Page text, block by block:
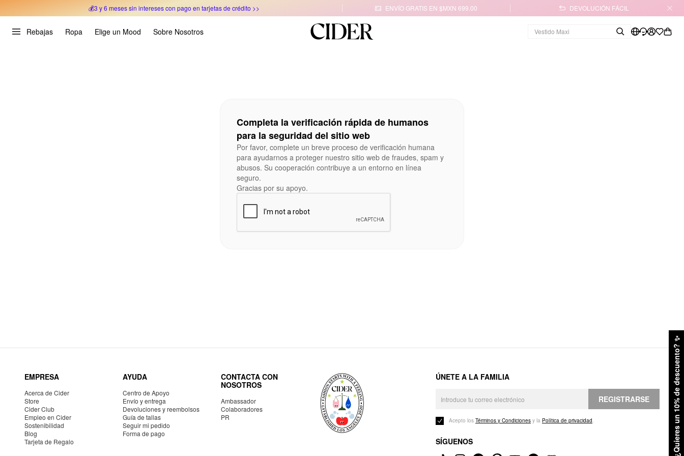
💰3 y 6 meses sin intereses con pago en tarjetas de crédito >>
ENVÍO GRATIS EN $MXN 699.00 DEVOLUCIÓN FÁCIL
Rebajas Ropa Elige un Mood Sobre Nosotros
¿Quieres un 10% de descuento?
✨
Completa la verificación rápida de humanos
para la seguridad del sitio web
Por favor, complete un breve proceso de verificación humana
para ayudarnos a proteger nuestro sitio web de fraudes, spam y
abusos. Su cooperación contribuye a un entorno en línea
seguro.
Gracias por su apoyo.
EMPRESA
Acerca de Cider
Store
Cider Club
Empleo en Cider
Sostenibilidad
Blog
Tarjeta de Regalo
AYUDA
Centro de Apoyo
Envío y entrega
Devoluciones y reembolsos
Guía de tallas
Seguir mi pedido
Forma de pago
CONTACTA CON
NOSOTROS
Ambassador
Colaboradores
PR
ÚNETE A LA FAMILIA
REGISTRARSE
Acepto los Términos y Condiciones y la Política de privacidad.
SÍGUENOS